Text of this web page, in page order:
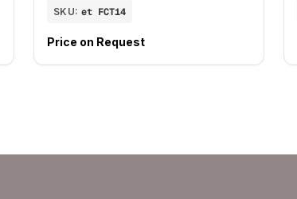
SKU: et FCT14
Price on Request